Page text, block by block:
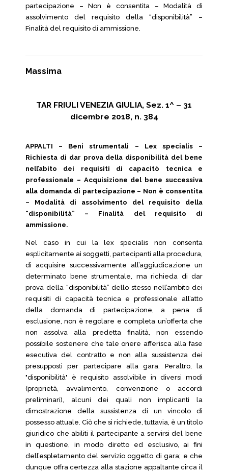
partecipazione – Non è consentita – Modalità di
assolvimento del requisito della “disponibilità” –
Finalità del requisito di ammissione.
Massima
TAR FRIULI VENEZIA GIULIA, Sez. 1^ – 31
dicembre 2018, n. 384
APPALTI – Beni strumentali – Lex specialis –
Richiesta di dar prova della disponibilità del bene
nell’abito dei requisiti di capacitò tecnica e
professionale – Acquisizione del bene successiva
alla domanda di partecipazione – Non è consentita
– Modalità di assolvimento del requisito della
“disponibilità” – Finalità del requisito di
ammissione.
Nel caso in cui la lex specialis non consenta
esplicitamente ai soggetti, partecipanti alla procedura,
di acquisire successivamente all’aggiudicazione un
determinato bene strumentale, ma richieda di dar
prova della “disponibilità” dello stesso nell’ambito dei
requisiti di capacità tecnica e professionale all’atto
della domanda di partecipazione, a pena di
esclusione, non è regolare e completa un’offerta che
non assolva alla predetta finalità, non essendo
possibile sostenere che tale onere afferisca alla fase
esecutiva del contratto e non alla sussistenza dei
presupposti per partecipare alla gara. Peraltro, la
"disponibilità" è requisito assolvibile in diversi modi
(proprietà, avvalimento, convenzione o accordi
preliminari), alcuni dei quali non implicanti la
dimostrazione della sussistenza di un vincolo di
possesso attuale. Ciò che si richiede, tuttavia, è un titolo
giuridico che abiliti il partecipante a servirsi del bene
in questione, in modo diretto ed esclusivo, ai fini
dell’espletamento del servizio oggetto di gara; e che
dunque offra certezza alla stazione appaltante circa il